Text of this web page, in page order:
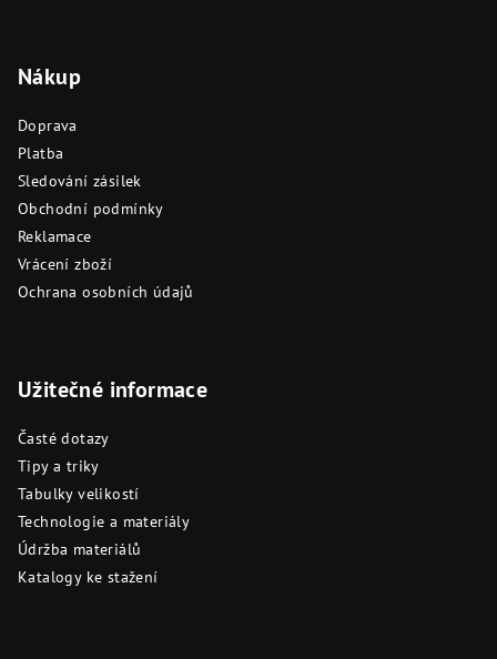
Nákup
Doprava
Platba
Sledování zásilek
Obchodní podmínky
Reklamace
Vrácení zboží
Ochrana osobních údajů
Užitečné informace
Časté dotazy
Tipy a triky
Tabulky velikostí
Technologie a materiály
Údržba materiálů
Katalogy ke stažení